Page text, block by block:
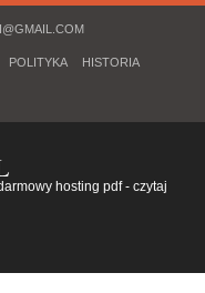
POLITYKA
HISTORIA
hosting pdf - czytaj